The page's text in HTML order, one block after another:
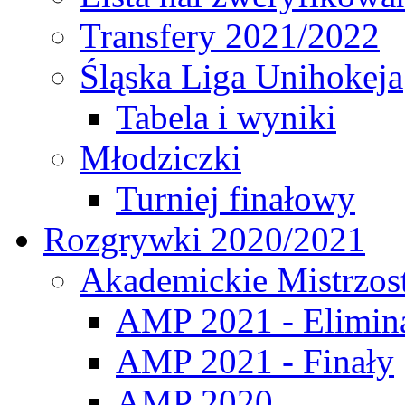
Transfery 2021/2022
Śląska Liga Unihokeja
Tabela i wyniki
Młodziczki
Turniej finałowy
Rozgrywki 2020/2021
Akademickie
AMP 2021 -
AMP 2021 - Finały